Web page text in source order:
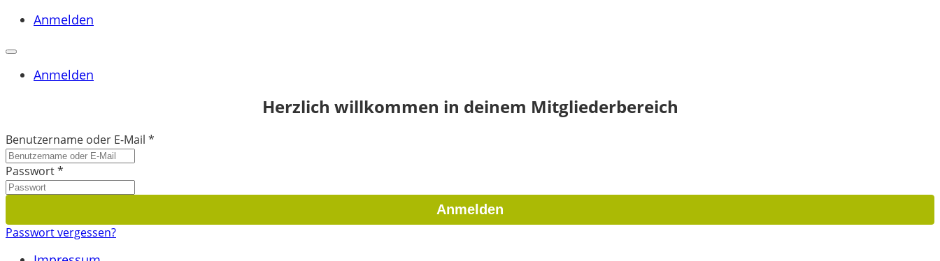
Anmelden
Anmelden
Herzlich willkommen in deinem Mitgliederbereich
Benutzername oder E-Mail *
Passwort*
Passwort vergessen?